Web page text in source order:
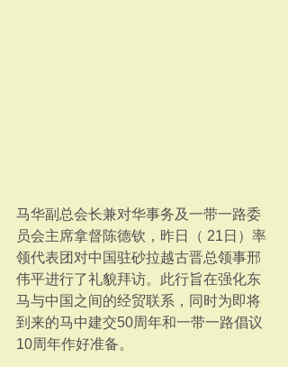
马华副总会长兼对华事务及一带一路委
员会主席拿督陈德钦，昨日（ 21日）率
领代表团对中国驻砂拉越古晋总领事邢
伟平进行了礼貌拜访。此行旨在强化东
马与中国之间的经贸联系，同时为即将
到来的马中建交50周年和一带一路倡议
10周年作好准备。